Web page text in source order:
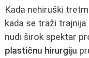
Kada nehiruški
kada se traži
nudi širok spektar
plastičnu hirurgiju